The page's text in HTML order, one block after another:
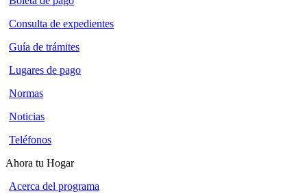
Consulta de expedientes
Guía de trámites
Lugares de pago
Normas
Noticias
Teléfonos
Ahora tu Hogar
Acerca del programa